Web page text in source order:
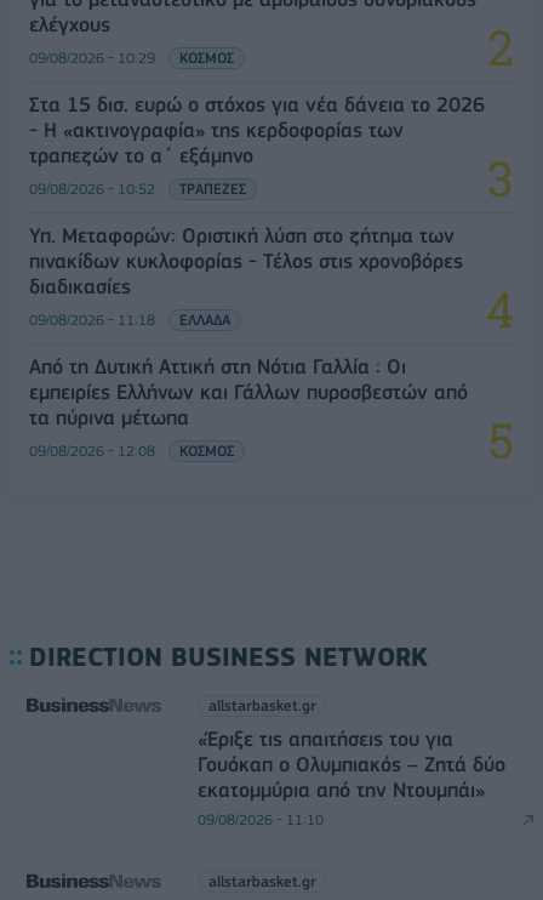
ελέγχους
09/08/2026 - 10:29 ΚΟΣΜΟΣ
Στα 15 δισ. ευρώ ο στόχος για νέα δάνεια το 2026
- Η «ακτινογραφία» της κερδοφορίας των
τραπεζών το α΄ εξάμηνο
09/08/2026 - 10:52 ΤΡΑΠΕΖΕΣ
Υπ. Μεταφορών: Οριστική λύση στο ζήτημα των
πινακίδων κυκλοφορίας - Τέλος στις χρονοβόρες
διαδικασίες
09/08/2026 - 11:18 ΕΛΛΑΔΑ
Από τη Δυτική Αττική στη Νότια Γαλλία : Οι
εμπειρίες Ελλήνων και Γάλλων πυροσβεστών από
τα πύρινα μέτωπα
09/08/2026 - 12:08 ΚΟΣΜΟΣ
DIRECTION BUSINESS NETWORK
allstarbasket.gr
«Έριξε τις απαιτήσεις του για
Γουόκαπ ο Ολυμπιακός – Ζητά δύο
εκατομμύρια από την Ντουμπάι»
09/08/2026 - 11:10
allstarbasket.gr